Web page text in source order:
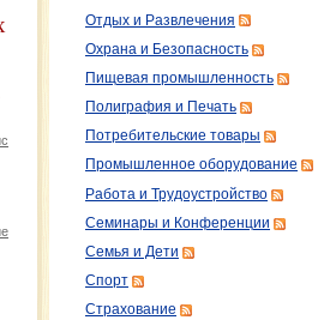
Отдых и Развлечения
Охрана и Безопасность
Пищевая промышленность
Полиграфия и Печать
Потребительские товары
Промышленное оборудование
Работа и Трудоустройство
Семинары и Конференции
Семья и Дети
Спорт
Страхование